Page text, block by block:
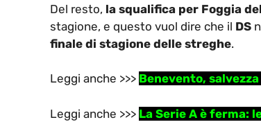
Del resto, la squalifica per Foggia
stagione, e questo vuol dire che il DS
finale di stagione delle streghe.
Leggi anche >>> Benevento,
Leggi anche >>> La Serie A è ferma: